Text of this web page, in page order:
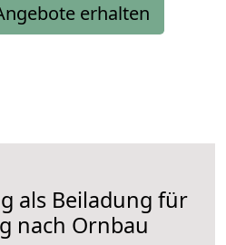
erhalten
als Beiladung für
nach Ornbau